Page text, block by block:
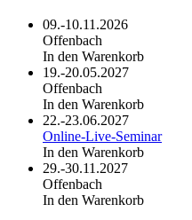
09.-10.11.2026
Offenbach
In den Warenkorb
19.-20.05.2027
Offenbach
In den Warenkorb
22.-23.06.2027
Online-Live-Seminar
In den Warenkorb
29.-30.11.2027
Offenbach
In den Warenkorb